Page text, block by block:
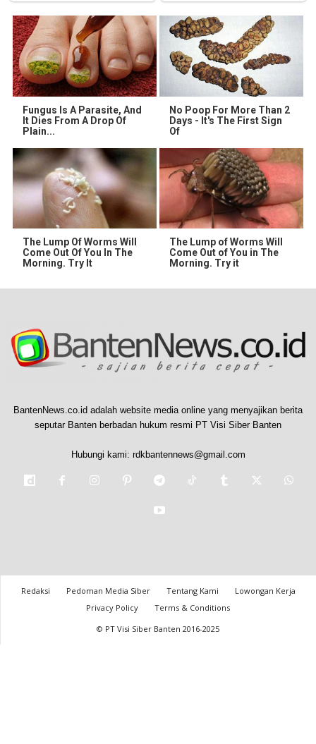
Fungus Is A Parasite, And
It Dies From A Drop Of
Plain...
No Poop For More Than 2
Days - It's The First Sign
Of
The Lump Of Worms Will
Come Out Of You In The
Morning. Try It
The Lump of Worms Will
Come Out of You in The
Morning. Try it
BantenNews.co.id adalah website media online yang menyajikan berita
seputar Banten berbadan hukum resmi PT Visi Siber Banten
Hubungi kami: rdkbantennews@gmail.com
Redaksi Pedoman Media Siber Tentang Kami
Lowongan Kerja
Privacy Policy
Terms & Conditions
© PT Visi Siber Banten 2016-2025